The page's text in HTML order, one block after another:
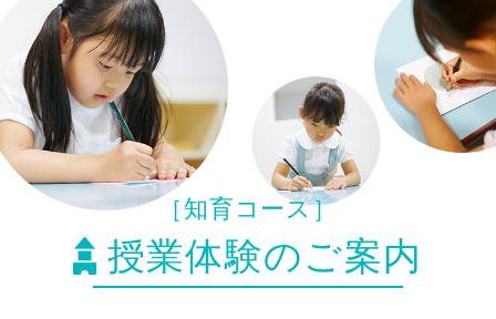
［知育コース］
授業体験のご案内